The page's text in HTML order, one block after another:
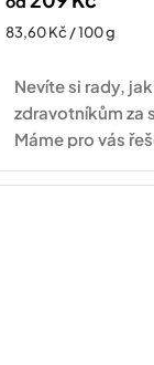
Měrná
83,60 Kč / 100 g
Nevíte si rady,
zdravotníkům za
Máme pro vás